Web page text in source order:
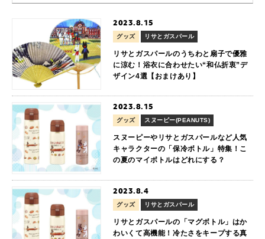
2023.8.15
グッズ リサとガスパール
リサとガスパールのうちわと扇子で優雅
に涼む！浴衣に合わせたい“和仏折衷”デ
ザイン4選【おまけあり】
2023.8.15
グッズ スヌーピー(PEANUTS)
スヌーピーやリサとガスパールなど人気
キャラクターの「保冷ボトル」特集！こ
の夏のマイボトルはどれにする？
2023.8.4
グッズ リサとガスパール
リサとガスパールの「マグボトル」はか
わいくて高機能！冷たさをキープする真